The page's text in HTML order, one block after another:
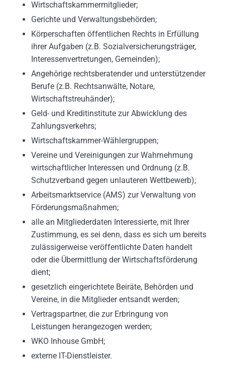
Wirtschaftskammermitglieder;
Gerichte und Verwaltungsbehörden;
Körperschaften öffentlichen Rechts in Erfüllung
ihrer Aufgaben (z.B. Sozialversicherungsträger,
Interessenvertretungen, Gemeinden);
Angehörige rechtsberatender und unterstützender
Berufe (z.B. Rechtsanwälte, Notare,
Wirtschaftstreuhänder);
Geld- und Kreditinstitute zur Abwicklung des
Zahlungsverkehrs;
Wirtschaftskammer-Wählergruppen;
Vereine und Vereinigungen zur Wahrnehmung
wirtschaftlicher Interessen und Ordnung (z.B.
Schutzverband gegen unlauteren Wettbewerb);
Arbeitsmarktservice (AMS) zur Verwaltung von
Förderungsmaßnahmen;
alle an Mitgliederdaten Interessierte, mit Ihrer
Zustimmung, es sei denn, dass es sich um bereits
zulässigerweise veröffentlichte Daten handelt
oder die Übermittlung der Wirtschaftsförderung
dient;
gesetzlich eingerichtete Beiräte, Behörden und
Vereine, in die Mitglieder entsandt werden;
Vertragspartner, die zur Erbringung von
Leistungen herangezogen werden;
WKO Inhouse GmbH;
externe IT-Dienstleister.